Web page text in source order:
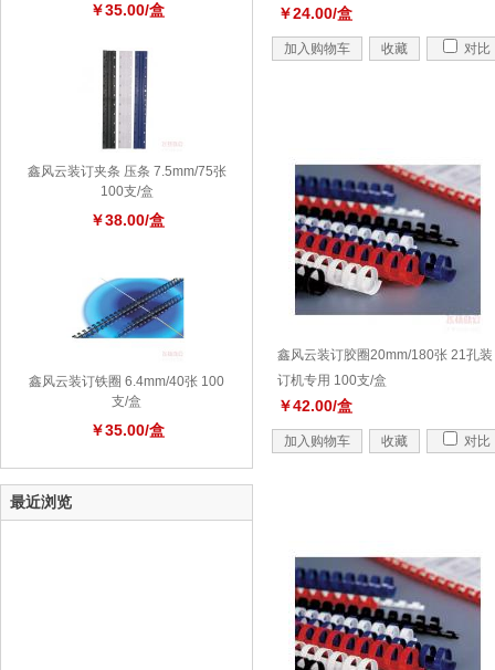
￥35.00/盒
鑫风云装订夹条 压条 7.5mm/75张
100支/盒
￥38.00/盒
鑫风云装订铁圈 6.4mm/40张 100
支/盒
￥35.00/盒
最近浏览
￥24.00/盒
加入购物车 收藏 对比
鑫风云装订胶圈20mm/180张 21孔装
订机专用 100支/盒
￥42.00/盒
加入购物车 收藏 对比